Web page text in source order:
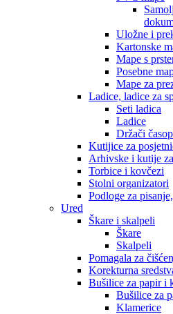
Uložne i
Kartonske
Mape s
Posebne
Mape za
Ladice, ladice za
Seti ladica
Ladice
Držači
Kutijice za
Arhivske i kutije
Torbice i kovčezi
Stolni organizatori
Podloge za
Ured
Škare i skalpeli
Škare
Skalpeli
Pomagala za
Korekturna
Bušilice za papir i
Bušilice za
Klamerice